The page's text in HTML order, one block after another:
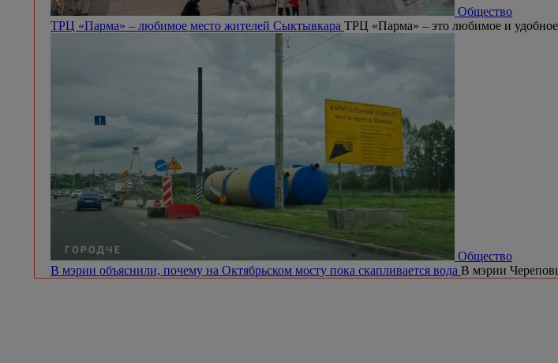
Общество
ТРЦ «Парма» – любимое место жителей Сыктывкара ТРЦ «Парма» – это любимое и
Общество
В мэрии объяснили, почему на Октябрьском мосту пока скапливается вода В мэрии